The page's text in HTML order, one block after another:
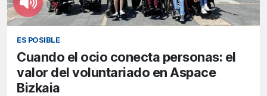
ES POSIBLE
Cuando el ocio conecta personas: el
valor del voluntariado en Aspace
Bizkaia